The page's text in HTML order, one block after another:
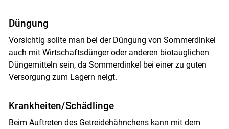
Düngung
Vorsichtig sollte man bei der Düngung von Sommerdinkel
auch mit Wirtschaftsdünger oder anderen biotauglichen
Düngemitteln sein, da Sommerdinkel bei einer zu guten
Versorgung zum Lagern neigt.
Krankheiten/Schädlinge
Beim Auftreten des Getreidehähnchens kann mit dem